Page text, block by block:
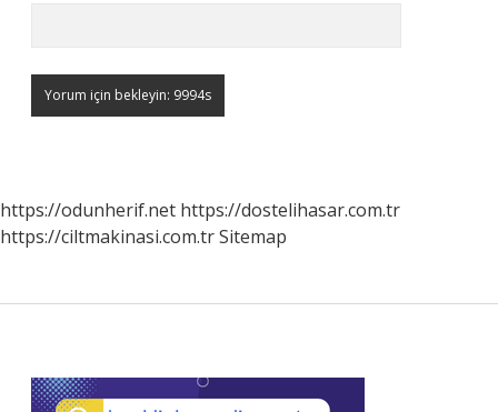
https://odunherif.net https://dostelihasar.com.tr
https://ciltmakinasi.com.trSitemap
Sidebar